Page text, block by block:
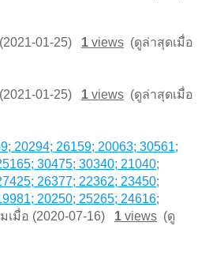
01-25) 1views(ดูล่าสุดเมื่อ
01-25) 1views(ดูล่าสุดเมื่อ
20294; 26159; 20063; 30561;
30475; 30340; 21040;
26377; 22362; 23450;
20250; 25265; 24616;
เมื่อ (2020-07-16) 1views(ดู